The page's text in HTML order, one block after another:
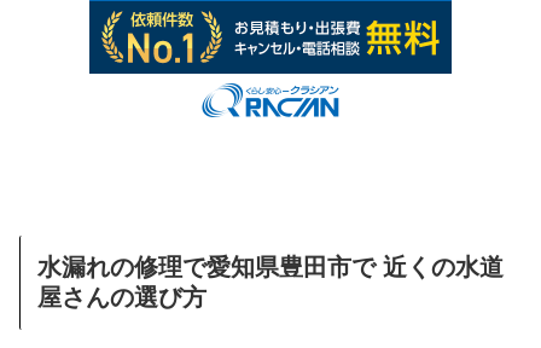
水漏れの修理で愛知県豊田市で 近くの水道
屋さんの選び方